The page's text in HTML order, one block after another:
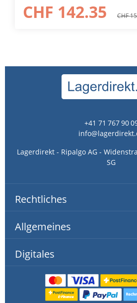
CHF 142.35 CHF
+41 71 767 90
Lagerdirekt - Ripalgo AG -
SG
Rechtliches
Allgemeines
Digitales